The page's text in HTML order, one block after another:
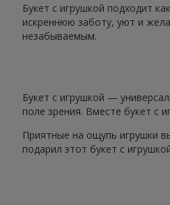
Букет с игрушкой подходит
искреннюю заботу, уют и
незабываемым.
Букет с игрушкой —
поле зрения. Вместе букет с
Приятные на ощупь игрушки
подарил этот букет с